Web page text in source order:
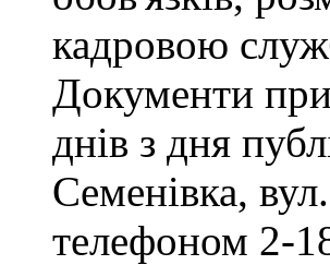
кадровою
Документи
днів з дня
Семенівка,
телефоном 2-